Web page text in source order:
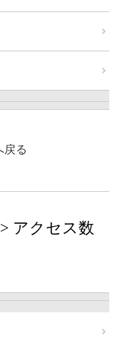
戻る
アクセス数